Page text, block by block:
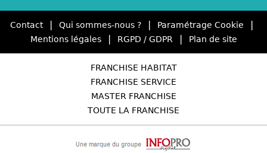
Contact | Qui sommes-nous ? | Paramétrage Cookie |
Mentions légales | RGPD / GDPR | Plan de site
FRANCHISE HABITAT
FRANCHISE SERVICE
MASTER FRANCHISE
TOUTE LA FRANCHISE